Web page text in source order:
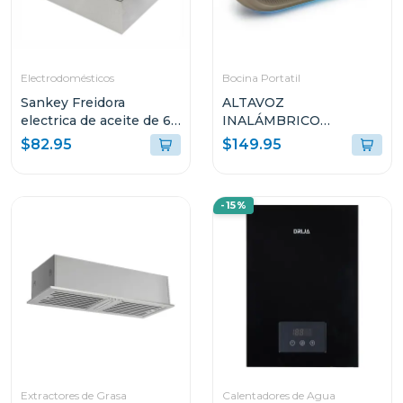
Electrodomésticos
Sankey Freidora
electrica de aceite de 6l
+ 6l
$82.95
Bocina Portatil
ALTAVOZ
INALÁMBRICO
HARMAN KARDON
LUNA2 CON
COLOR WARM SAND
$149.95
Extractores de Grasa
-15%
Calentadores de Agua